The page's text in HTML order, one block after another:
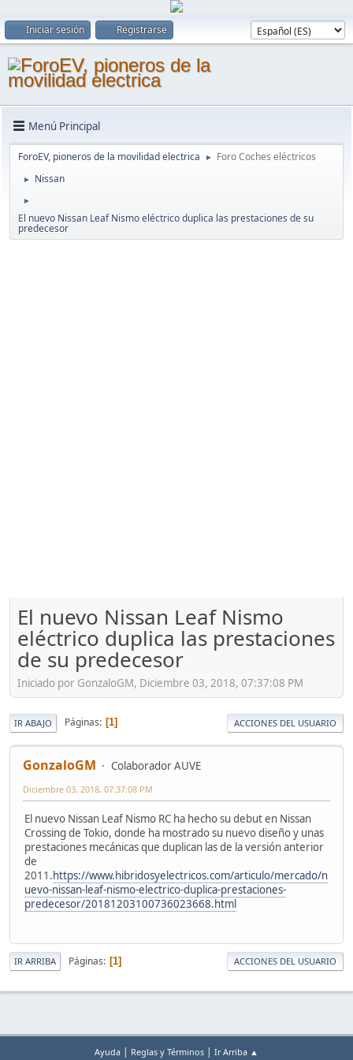
Iniciar sesión Registrarse
Menú Principal
ForoEV, pioneros de la movilidad electrica ► Foro Coches eléctricos
► Nissan
►
El nuevo Nissan Leaf Nismo eléctrico duplica las prestaciones de su
predecesor
El nuevo Nissan Leaf Nismo
eléctrico duplica las prestaciones
de su predecesor
Iniciado por GonzaloGM, Diciembre 03, 2018, 07:37:08 PM
IR ABAJO Páginas 1 ACCIONES DEL USUARIO
GonzaloGM Colaborador AUVE
Diciembre 03, 2018, 07:37:08 PM
El nuevo Nissan Leaf Nismo RC ha hecho su debut en Nissan
Crossing de Tokio, donde ha mostrado su nuevo diseño y unas
prestaciones mecánicas que duplican las de la versión anterior
de
2011.https://www.hibridosyelectricos.com/articulo/mercado/n
uevo-nissan-leaf-nismo-electrico-duplica-prestaciones-
predecesor/20181203100736023668.html
IR ARRIBA Páginas 1 ACCIONES DEL USUARIO
Ayuda Reglas y Términos Ir Arriba ▲